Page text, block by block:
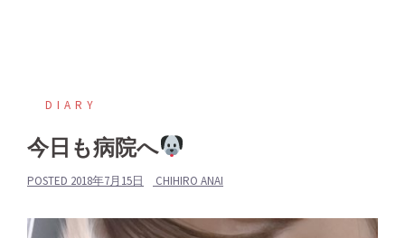
DIARY
今日も病院へ
POSTED 2018年7月15日 CHIHIRO ANAI